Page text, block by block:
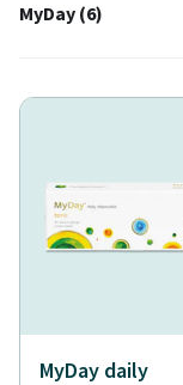
MyDay (6)
MyDay daily